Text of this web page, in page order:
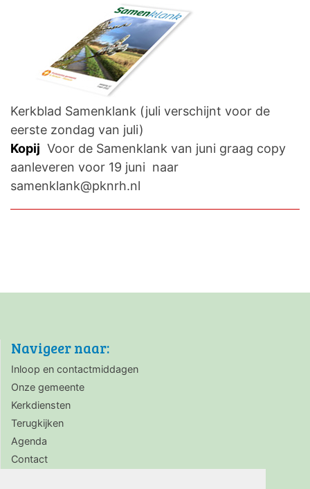
Kerkblad Samenklank (juli verschijnt voor de
eerste zondag van juli)
Kopij Voor de Samenklank van juni graag copy
aanleveren voor 19 juni naar
samenklank@pknrh.nl
Navigeer naar:
Inloop en contactmiddagen
Onze gemeente
Kerkdiensten
Terugkijken
Agenda
Contact